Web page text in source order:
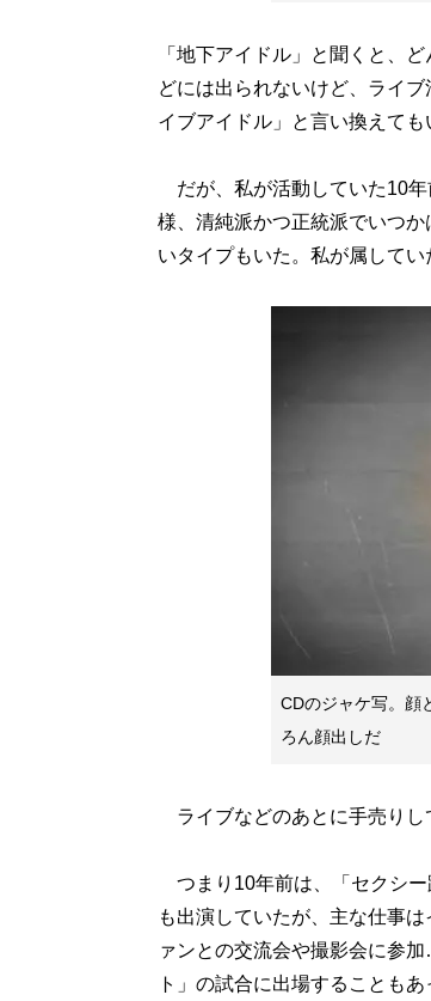
「地下アイドル」と聞くと、
どには出られないけど、ライ
イブアイドル」と言い換えても
だが、私が活動していた10年
様、清純派かつ正統派でいつ
いタイプもいた。私が属してい
CDのジャケ写。顔
ろん顔出しだ
ライブなどのあとに手売りし
つまり10年前は、「セクシー
も出演していたが、主な仕事
ァンとの交流会や撮影会に参
ト」の試合に出場することもあ